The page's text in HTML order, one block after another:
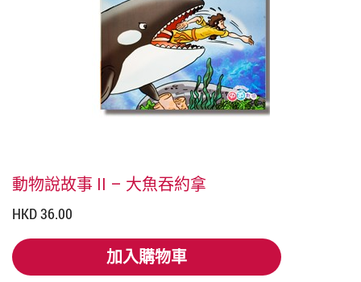
動物說故事 II – 大魚吞約拿
HKD 36.00
加入購物車
加入購物車